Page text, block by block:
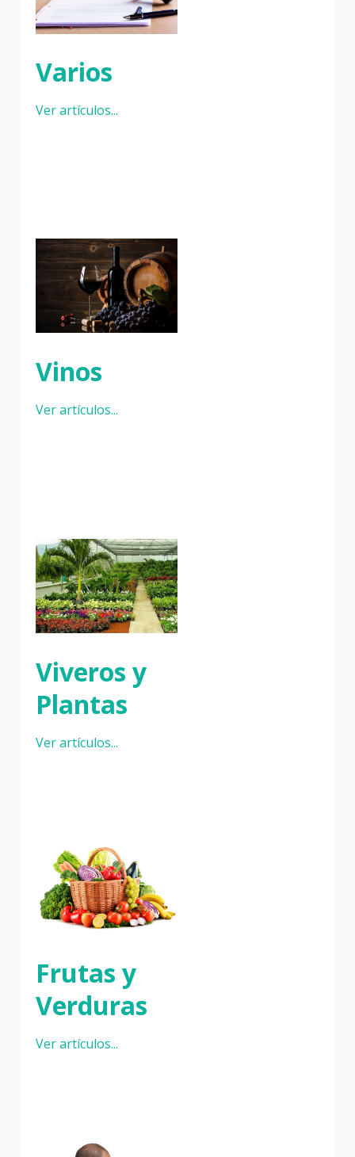
Varios
Ver artículos...
Vinos
Ver artículos...
Viveros y
Plantas
Ver artículos...
Frutas y
Verduras
Ver artículos...